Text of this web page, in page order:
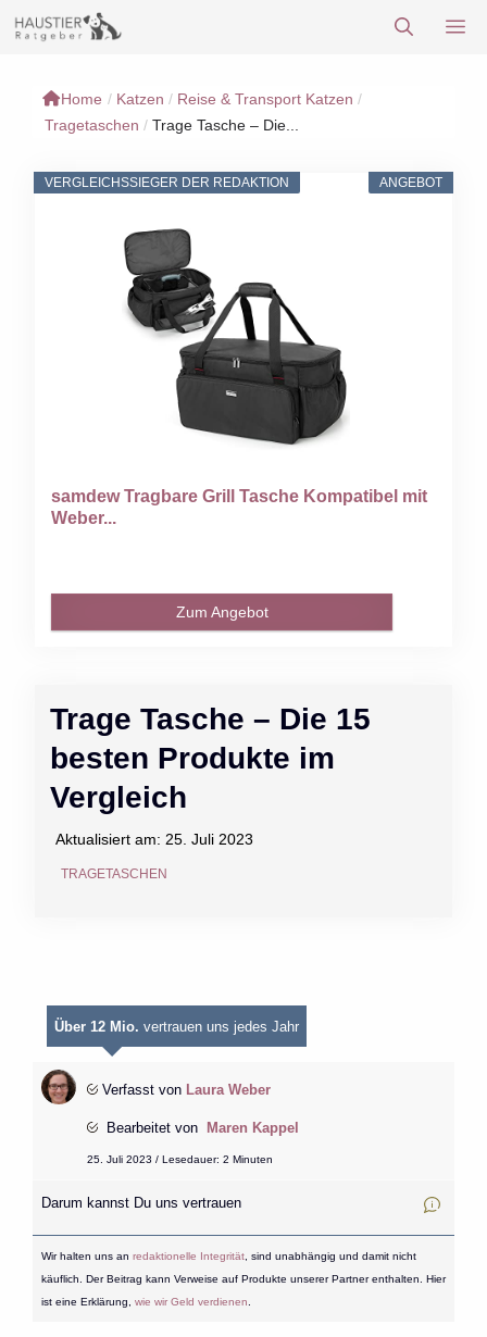
Inhalt
Home / Katzen / Reise & Transport Katzen /
Tragetaschen / Trage Tasche – Die...
Trage Tasche – Die 15
besten Produkte im
Vergleich
Aktualisiert am: 25. Juli 2023
TRAGETASCHEN
ANGEBOT
VERGLEICHSSIEGER DER REDAKTION
samdew Tragbare Grill Tasche Kompatibel mit
Weber...
Zum Angebot
Über 12 Mio. vertrauen uns jedes Jahr
Verfasst von Laura Weber
Bearbeitet von Maren Kappel
25. Juli 2023 / Lesedauer: 2 Minuten
Darum kannst Du uns vertrauen
Wir halten uns an redaktionelle Integrität, sind unabhängig und damit nicht
käuflich. Der Beitrag kann Verweise auf Produkte unserer Partner enthalten. Hier
ist eine Erklärung, wie wir Geld verdienen